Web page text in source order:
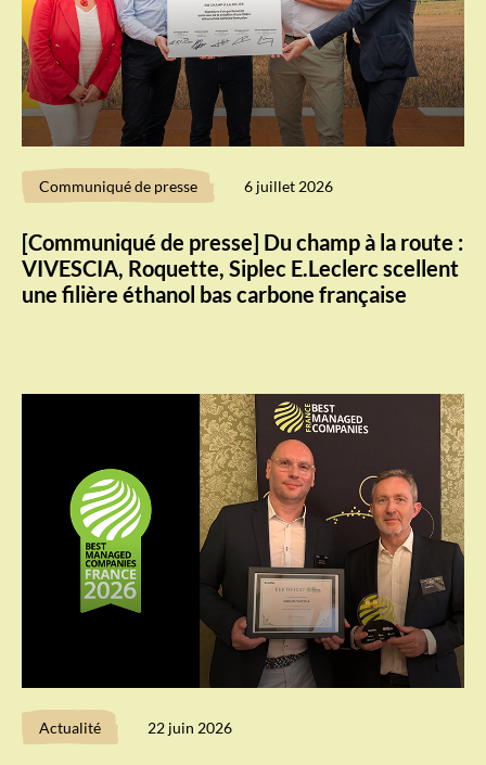
Communiqué de presse 6 juillet 2026
[Communiqué de presse] Du champ à la route :
VIVESCIA, Roquette, Siplec E.Leclerc scellent
une filière éthanol bas carbone française
Actualité 22 juin 2026